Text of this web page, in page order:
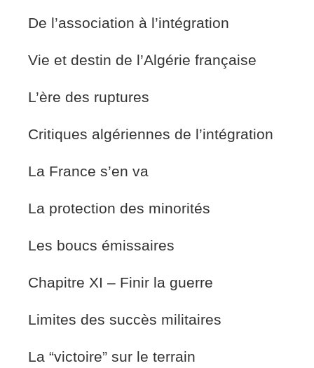
De l’association à l’intégration
Vie et destin de l’Algérie française
L’ère des ruptures
Critiques algériennes de l’intégration
La France s’en va
La protection des minorités
Les boucs émissaires
Chapitre XI – Finir la guerre
Limites des succès militaires
La “victoire” sur le terrain